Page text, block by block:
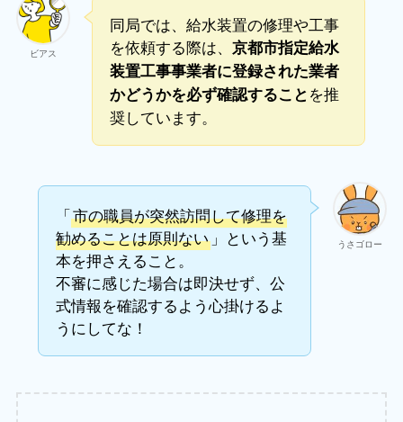
ビアス
同局では、給水装置の修理や工事
を依頼する際は、 京都市指定給水
装置工事事業者に登録された業者
かどうかを必ず確認することを推
奨しています。
うさゴロー
「市の職員が突然訪問して修理を
勧めることは原則ない」という基
本を押さえること。
不審に感じた場合は即決せず、公
式情報を確認するよう心掛けるよ
うにしてな！